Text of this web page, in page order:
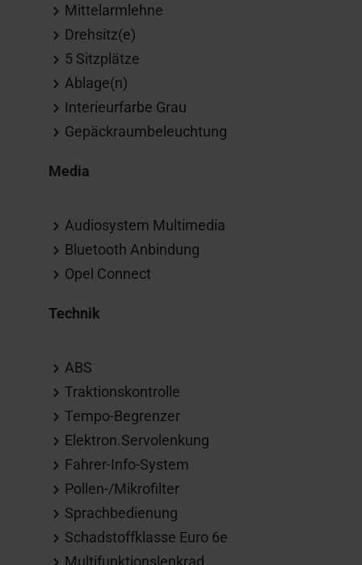
Mittelarmlehne
Drehsitz(e)
5 Sitzplätze
Ablage(n)
Interieurfarbe Grau
Gepäckraumbeleuchtung
Media
Audiosystem Multimedia
Bluetooth Anbindung
Opel Connect
Technik
ABS
Traktionskontrolle
Tempo-Begrenzer
Elektron.Servolenkung
Fahrer-Info-System
Pollen-/Mikrofilter
Sprachbedienung
Schadstoffklasse Euro 6e
Multifunktionslenkrad